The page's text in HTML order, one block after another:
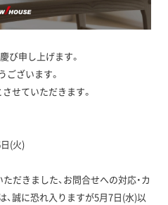
び申し上げます。
ざいます。
せていただきます。
(火)
だきました、お問合せへの対応・カ
誠に恐れ入りますが5月7日(水)以